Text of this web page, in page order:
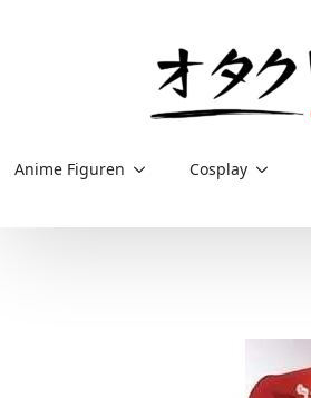
Anime Figuren Cosplay